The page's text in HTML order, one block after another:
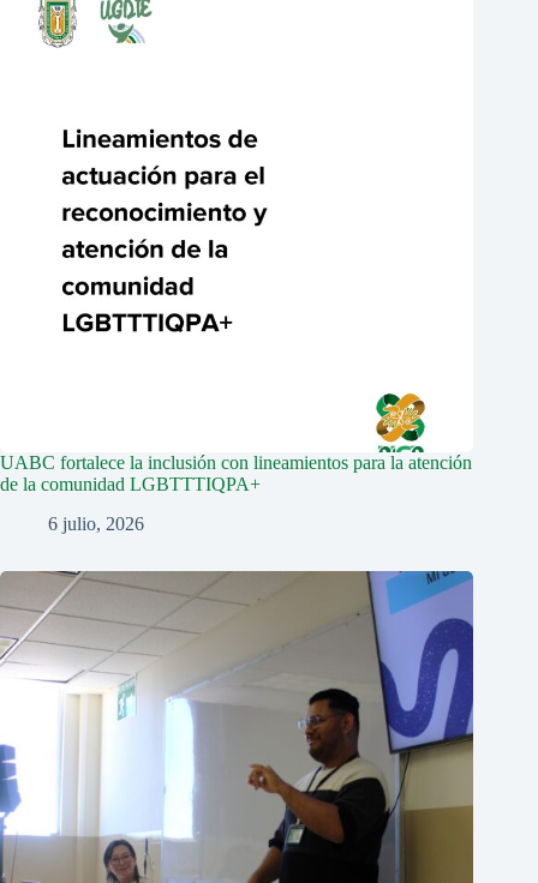
UABC fortalece la inclusión con lineamientos para la atención
de la comunidad LGBTTTIQPA+
6 julio, 2026